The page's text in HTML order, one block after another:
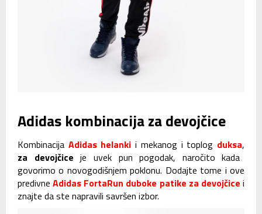
Adidas kombinacija za devojčice
Kombinacija Adidas helanki i mekanog i toplog duksa,
za devojčiceje uvek pun pogodak, naročito kada
govorimo o novogodišnjem poklonu. Dodajte tome i ove
predivneAdidas FortaRun duboke patike za devojčice i
znajte da ste napravili savršen izbor.